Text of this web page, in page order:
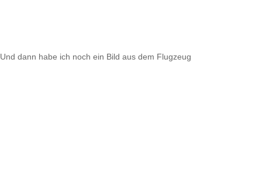
Und dann habe ich noch ein Bild aus dem Flugzeug